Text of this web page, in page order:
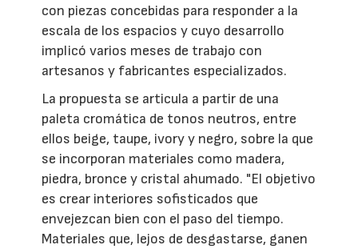
con piezas concebidas para responder a la
escala de los espacios y cuyo desarrollo
implicó varios meses de trabajo con
artesanos y fabricantes especializados.
La propuesta se articula a partir de una
paleta cromática de tonos neutros, entre
ellos beige, taupe, ivory y negro, sobre la que
se incorporan materiales como madera,
piedra, bronce y cristal ahumado. "El objetivo
es crear interiores sofisticados que
envejezcan bien con el paso del tiempo.
Materiales que, lejos de desgastarse, ganen